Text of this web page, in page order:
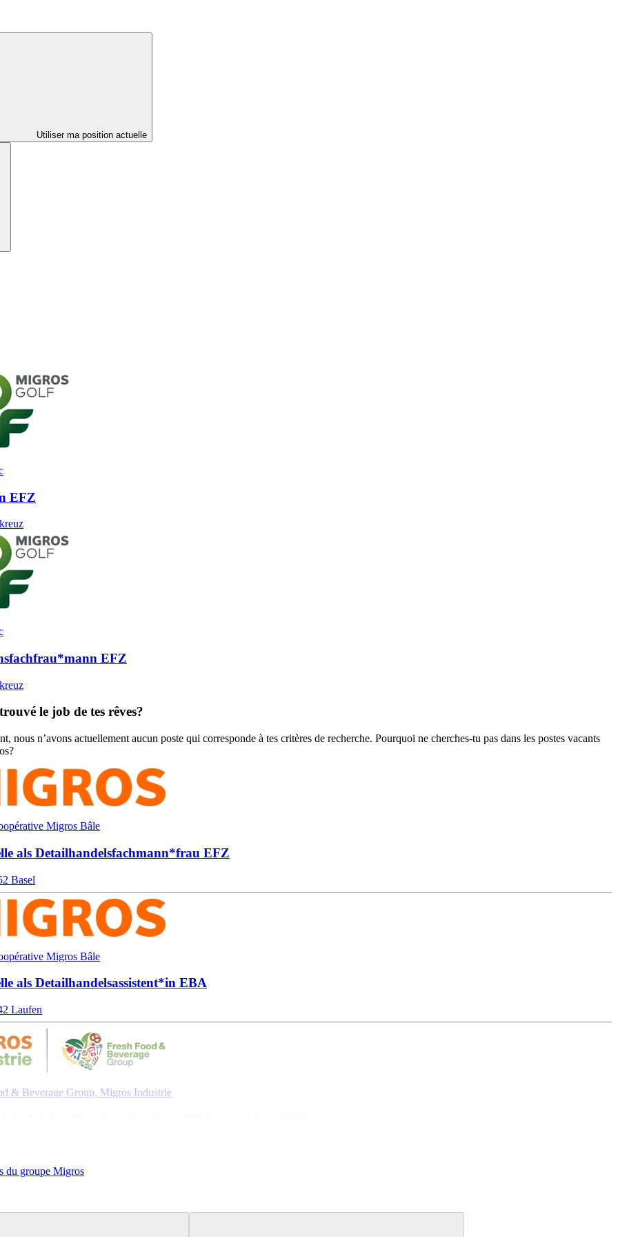
Utiliser ma position actuelle
EFZ
EFZ
le job de tes rêves?
nous n’avons actuellement aucun poste qui corresponde à tes critères de recherche. Pourquoi ne cherches-tu pas dans les postes vacants
Migros Bâle
als Detailhandels­fach­mann*​frau EFZ
Basel
Migros Bâle
als Detailhandels­assistent*​in EBA
Laufen
& Beverage Group, Migros Industrie
du groupe Migros